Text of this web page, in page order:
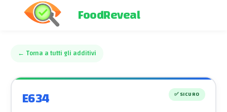
FoodReveal
← Torna a tutti gli additivi
E634 ✅SICURO